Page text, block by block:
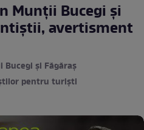
Munții Bucegi și
avertisment
Bucegi și Făgăraș
pentru turiști